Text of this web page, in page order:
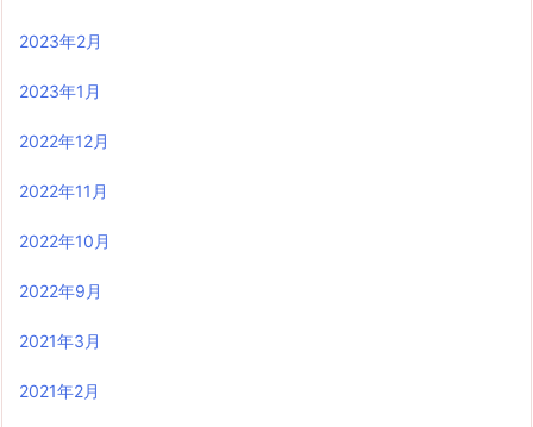
2023年2月
2023年1月
2022年12月
2022年11月
2022年10月
2022年9月
2021年3月
2021年2月